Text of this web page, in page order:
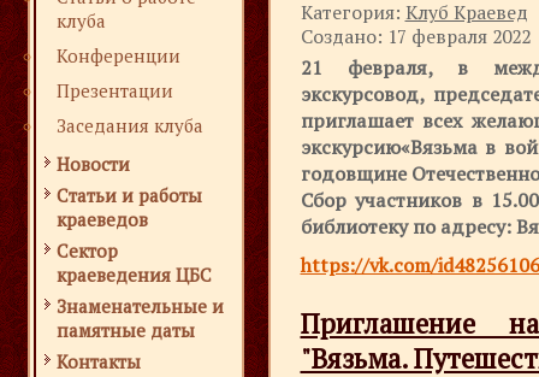
клуба
Конференции
Презентации
Заседания клуба
Новости
Статьи и работы
краеведов
Сектор
краеведения ЦБС
Знаменательные и
памятные даты
Контакты
Категория: Клуб Краевед
Создано: 17 февраля 2022
21 февраля, в
экскурсовод,
приглашает всех
экскурсию«Вязьма в
годовщине
Сбор участников в
библиотеку по адресу:
https://vk.com/
Приглашение
"Вязьма.